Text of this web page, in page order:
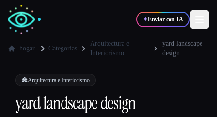
✦Enviar con IA
💻 Desarrolladores 📈 Marketers
hogar Categorías
Arquitectura e
Interiorismo
yard landscape
design
🏯Arquitectura e Interiorismo
yard landscape design